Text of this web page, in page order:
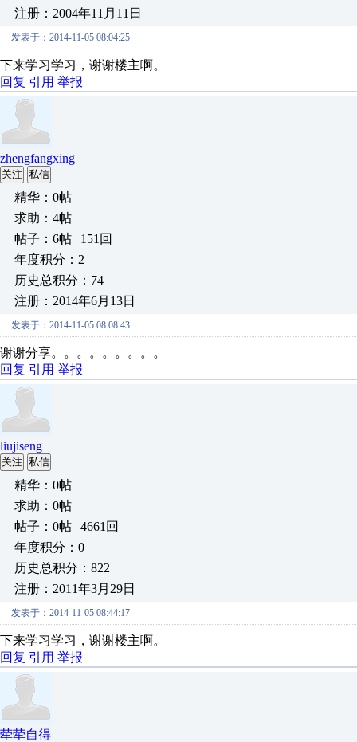
注册：2004年11月11日
发表于：2014-11-05 08:04:25
下来学习学习，谢谢楼主啊。
回复 引用 举报
zhengfangxing
关注 私信
精华：0帖
求助：4帖
帖子：6帖 | 151回
年度积分：2
历史总积分：74
注册：2014年6月13日
发表于：2014-11-05 08:08:43
谢谢分享。。。。。。。。。
回复 引用 举报
liujiseng
关注 私信
精华：0帖
求助：0帖
帖子：0帖 | 4661回
年度积分：0
历史总积分：822
注册：2011年3月29日
发表于：2014-11-05 08:44:17
下来学习学习，谢谢楼主啊。
回复 引用 举报
荦荦自得